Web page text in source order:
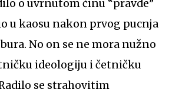
o uvrnutom činu “pravde”
u kaosu nakon prvog pucnja
No on se ne mora nužno
ideologiju i četničku
se strahovitim